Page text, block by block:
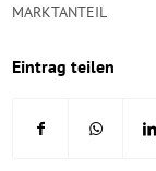
MARKTANTEIL
Eintrag teilen